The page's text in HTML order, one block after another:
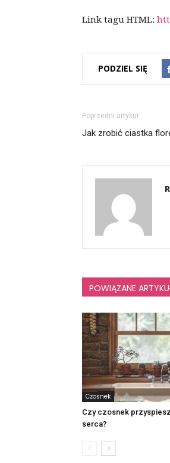
Link tagu HTML:
PODZIEL SIĘ
Poprzedni artykuł
Jak zrobić ciastka
POWIĄZANE
Czosnek
Czy czosnek
serca?